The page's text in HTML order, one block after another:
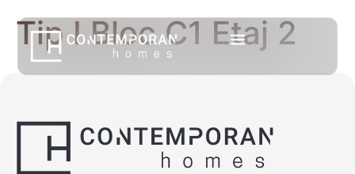
Tip I Bloc C1 Etaj 2